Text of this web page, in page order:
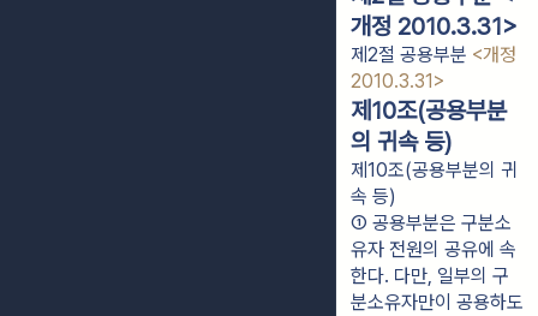
개정 2010.3.31>
제2절 공용부분 <개정
2010.3.31>
제10조(공용부분
의 귀속 등)
제10조(공용부분의 귀
속 등)
① 공용부분은 구분소
유자 전원의 공유에 속
한다. 다만, 일부의 구
분소유자만이 공용하도